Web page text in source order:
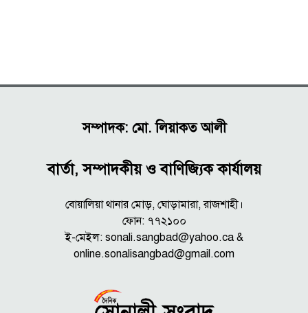
সম্পাদক: মো. লিয়াকত আলী
বার্তা, সম্পাদকীয় ও বাণিজ্যিক কার্যালয়
বোয়ালিয়া থানার মোড়, ঘোড়ামারা, রাজশাহী।
ফোন: ৭৭২১০০
ই-মেইল: sonali.sangbad@yahoo.ca &
online.sonalisangbad@gmail.com